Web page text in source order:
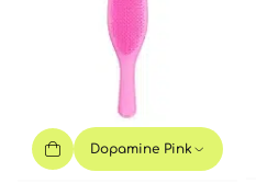
Dopamine Pink